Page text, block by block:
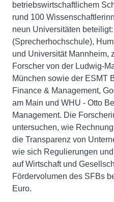
betriebswirtschaftlichem
rund 100
neun Universitäten
(Sprecherhochschule),
und Universität Mannheim,
Forscher von der Ludwig-
München sowie der ESMT
Finance & Management,
am Main und WHU - Otto
Management. Die
untersuchen, wie
die Transparenz von
wie sich Regulierungen
auf Wirtschaft und
Fördervolumen des SFBs
Euro.